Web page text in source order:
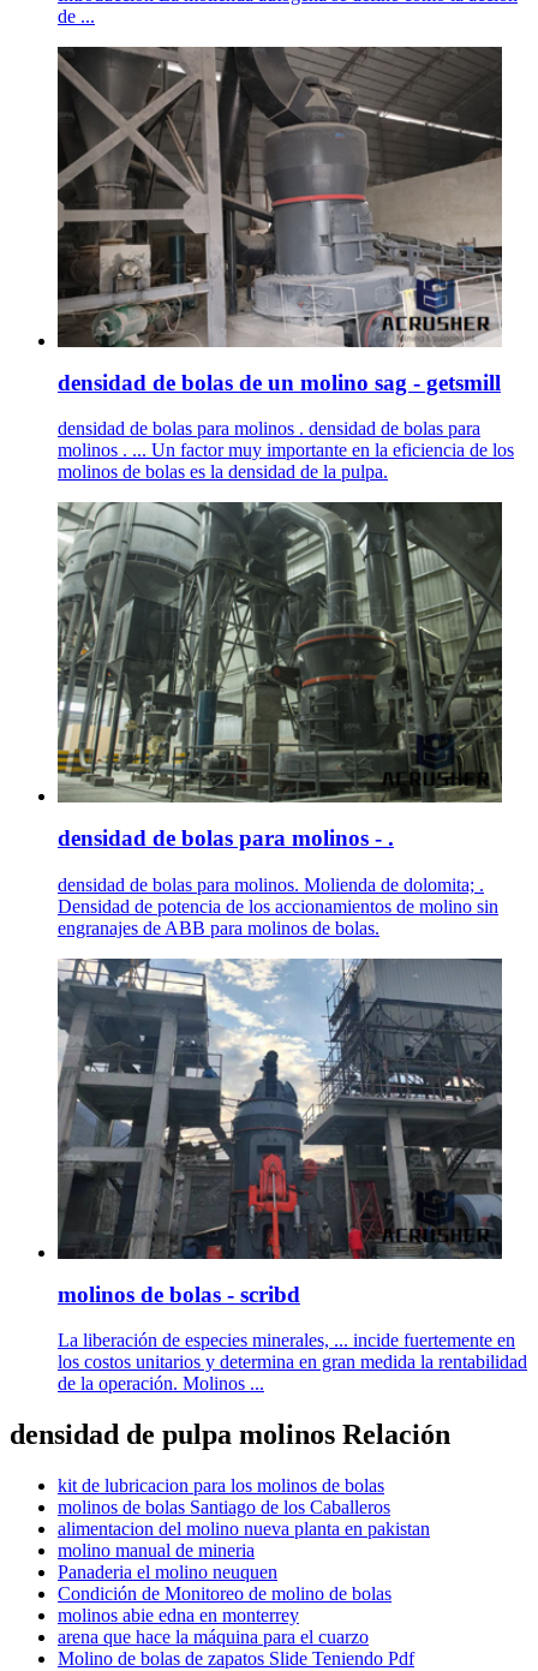
de ...
densidad de bolas de un molino sag - getsmill
densidad de bolas para molinos . densidad de bolas para
molinos . ... Un factor muy importante en la eficiencia de los
molinos de bolas es la densidad de la pulpa.
densidad de bolas para molinos - .
densidad de bolas para molinos. Molienda de dolomita; .
Densidad de potencia de los accionamientos de molino sin
engranajes de ABB para molinos de bolas.
molinos de bolas - scribd
La liberación de especies minerales, ... incide fuertemente en
los costos unitarios y determina en gran medida la rentabilidad
de la operación. Molinos ...
densidad de pulpa molinos Relación
kit de lubricacion para los molinos de bolas
molinos de bolas Santiago de los Caballeros
alimentacion del molino nueva planta en pakistan
molino manual de mineria
Panaderia el molino neuquen
Condición de Monitoreo de molino de bolas
molinos abie edna en monterrey
arena que hace la máquina para el cuarzo
Molino de bolas de zapatos Slide Teniendo Pdf